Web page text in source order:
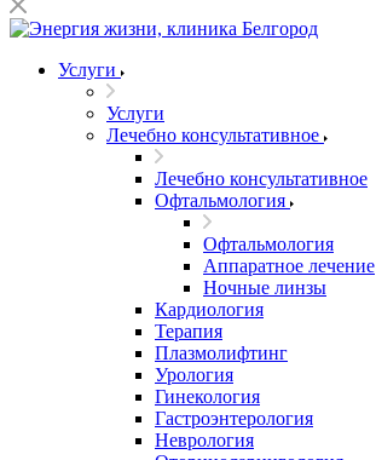
Услуги
Услуги
Лечебно консультативное
Лечебно консультативное
Офтальмология
Офтальмология
Аппаратное лечение
Ночные линзы
Кардиология
Терапия
Плазмолифтинг
Урология
Гинекология
Гастроэнтерология
Неврология